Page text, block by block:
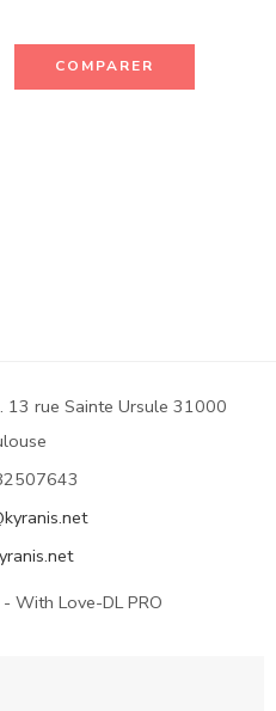
COMPARER
13 rue Sainte Ursule 31000
- With Love-DL PRO